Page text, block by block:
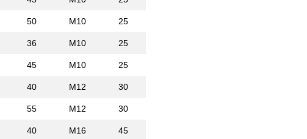
50 M10 25
36 M10 25
45 M10 25
40 M12 30
55 M12 30
40 M16 45